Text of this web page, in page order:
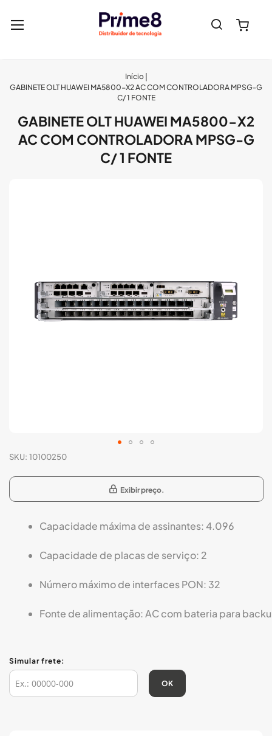
Pesquisa
Início
GABINETE OLT HUAWEI MA5800-X2 AC COM CONTROLADORA MPSG-G
C/ 1 FONTE
GABINETE OLT HUAWEI MA5800-X2
AC COM CONTROLADORA MPSG-G
C/ 1 FONTE
SKU 10100250
Capacidade máxima de assinantes: 4.096
Capacidade de placas de serviço: 2
Número máximo de interfaces PON: 32
Fonte de alimentação: AC com bateria para
Exibir preço.
Simular frete:
OK
Saltar
o
início
Galeria
imagens